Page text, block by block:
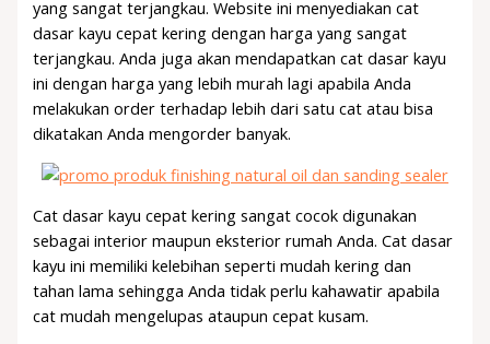
yang sangat terjangkau. Website ini menyediakan cat
dasar kayu cepat kering dengan harga yang sangat
terjangkau. Anda juga akan mendapatkan cat dasar kayu
ini dengan harga yang lebih murah lagi apabila Anda
melakukan order terhadap lebih dari satu cat atau bisa
dikatakan Anda mengorder banyak.
Cat dasar kayu cepat kering sangat cocok digunakan
sebagai interior maupun eksterior rumah Anda. Cat dasar
kayu ini memiliki kelebihan seperti mudah kering dan
tahan lama sehingga Anda tidak perlu kahawatir apabila
cat mudah mengelupas ataupun cepat kusam.